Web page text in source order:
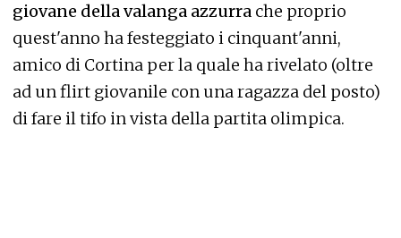
giovane della valanga azzurra che proprio
quest'anno ha festeggiato i cinquant'anni,
amico di Cortina per la quale ha rivelato (oltre
ad un flirt giovanile con una ragazza del posto)
di fare il tifo in vista della partita olimpica.